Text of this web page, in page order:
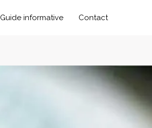
Guide informative Contact